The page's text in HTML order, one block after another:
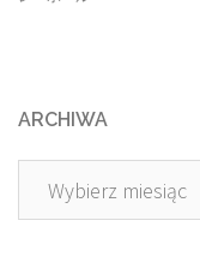
ARCHIWA
Archiwa